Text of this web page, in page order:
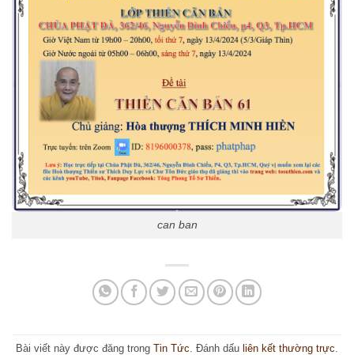
can ban
Bài viết này được đăng trong Tin Tức . Đánh dấu liên kết thường trực